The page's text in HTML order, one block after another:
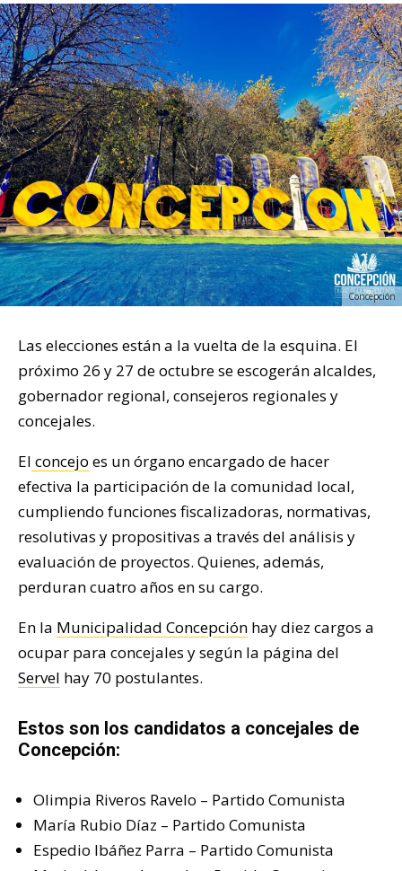
Concepción
Las elecciones están a la vuelta de la esquina. El
próximo 26 y 27 de octubre se escogerán alcaldes,
gobernador regional, consejeros regionales y
concejales.
El concejo es un órgano encargado de hacer
efectiva la participación de la comunidad local,
cumpliendo funciones fiscalizadoras, normativas,
resolutivas y propositivas a través del análisis y
evaluación de proyectos. Quienes, además,
perduran cuatro años en su cargo.
En la Municipalidad Concepción hay diez cargos a
ocupar para concejales y según la página del
Servel hay 70 postulantes.
Estos son los candidatos a concejales de
Concepción:
Olimpia Riveros Ravelo – Partido Comunista
María Rubio Díaz – Partido Comunista
Espedio Ibáñez Parra – Partido Comunista